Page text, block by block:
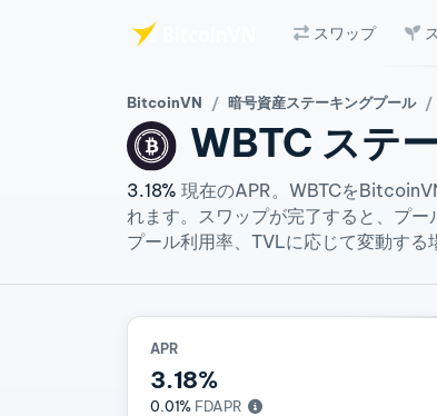
スワップ
BitcoinVN 暗号資産ステーキングプール
WBTC ステ
3.18% 現在のAPR。WBTCを
れます。スワップが完了すると、プ
プール利用率、TVLに応じて変動する
APR
3.18%
0.01% FDAPR